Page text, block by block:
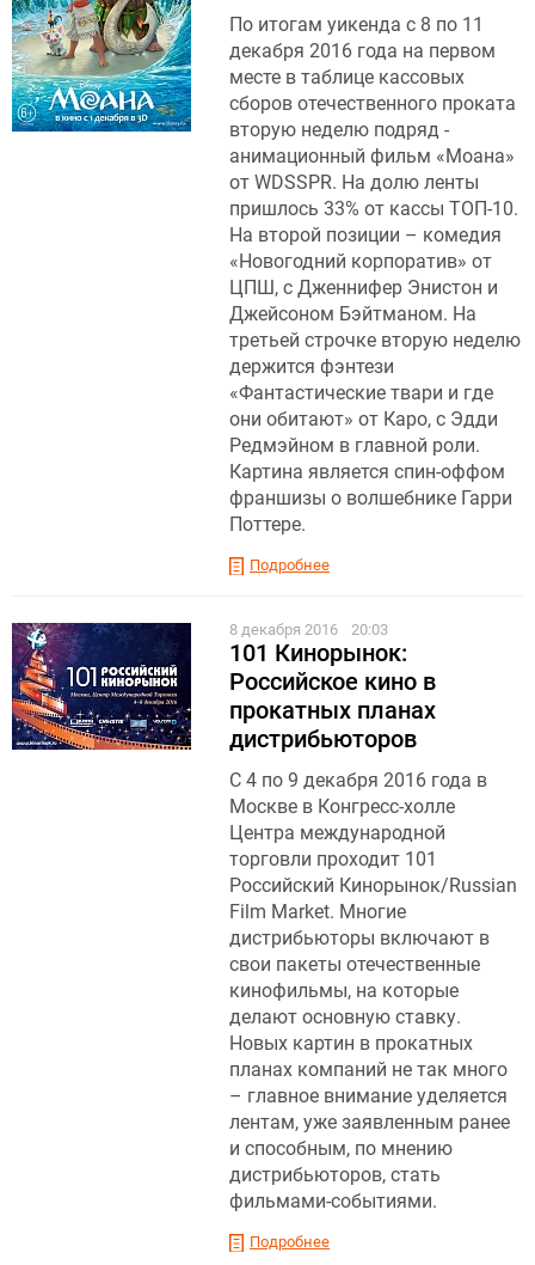
По итогам уикенда с 8 по 11
декабря 2016 года на первом
месте в таблице кассовых
сборов отечественного проката
вторую неделю подряд -
анимационный фильм «Моана»
от WDSSPR. На долю ленты
пришлось 33% от кассы ТОП-10.
На второй позиции – комедия
«Новогодний корпоратив» от
ЦПШ, с Дженнифер Энистон и
Джейсоном Бэйтманом. На
третьей строчке вторую неделю
держится фэнтези
«Фантастические твари и где
они обитают» от Каро, с Эдди
Редмэйном в главной роли.
Картина является спин-оффом
франшизы о волшебнике Гарри
Поттере.
Подробнее
8 декабря 2016 20:03
101 Кинорынок:
Российское кино в
прокатных планах
дистрибьюторов
С 4 по 9 декабря 2016 года в
Москве в Конгресс-холле
Центра международной
торговли проходит 101
Российский Кинорынок/Russian
Film Market. Многие
дистрибьюторы включают в
свои пакеты отечественные
кинофильмы, на которые
делают основную ставку.
Новых картин в прокатных
планах компаний не так много
– главное внимание уделяется
лентам, уже заявленным ранее
и способным, по мнению
дистрибьюторов, стать
фильмами-событиями.
Подробнее